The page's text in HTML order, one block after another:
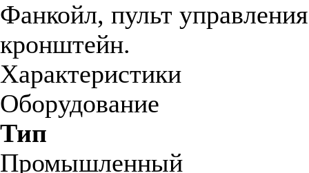
Фанкойл, пульт
кронштейн.
Характеристики
Оборудование
Тип
Промышленный